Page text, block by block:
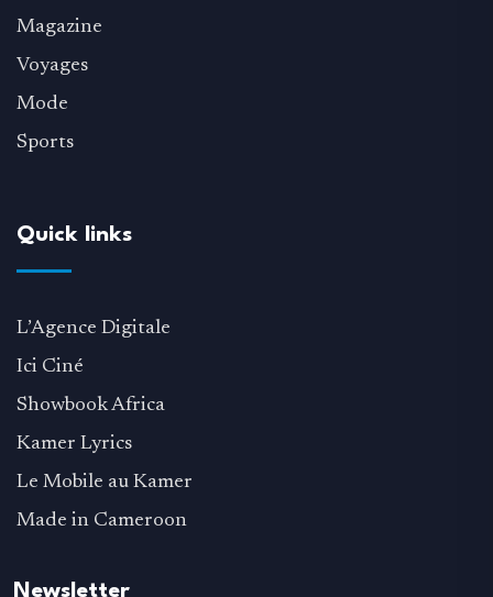
Magazine
Voyages
Mode
Sports
Quick links
L’Agence Digitale
Ici Ciné
Showbook Africa
Kamer Lyrics
Le Mobile au Kamer
Made in Cameroon
Newsletter